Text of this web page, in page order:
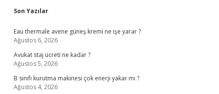
Sidebar
Son Yazılar
Eau thermale avene güneş kremi ne işe yarar ?
Ağustos 6, 2026
Avukat staj ücreti ne kadar ?
Ağustos 5, 2026
B sınıfı kurutma makinesi çok enerji yakar mı ?
Ağustos 4, 2026